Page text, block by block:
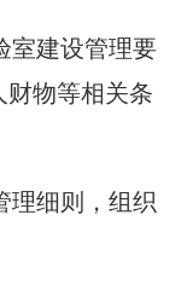
室建设管理要
物等相关条
理细则，组织